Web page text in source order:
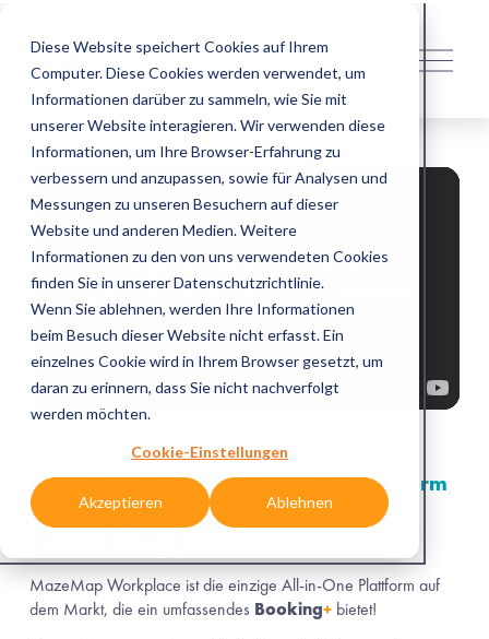
Diese Website speichert Cookies auf Ihrem
Computer. Diese Cookies werden verwendet, um
Informationen darüber zu sammeln, wie Sie mit
unserer Website interagieren. Wir verwenden diese
Informationen, um Ihre Browser-Erfahrung zu
verbessern und anzupassen, sowie für Analysen und
Messungen zu unseren Besuchern auf dieser
Website und anderen Medien. Weitere
Informationen zu den von uns verwendeten Cookies
finden Sie in unserer Datenschutzrichtlinie.
Wenn Sie ablehnen, werden Ihre Informationen
beim Besuch dieser Website nicht erfasst. Ein
einzelnes Cookie wird in Ihrem Browser gesetzt, um
daran zu erinnern, dass Sie nicht nachverfolgt
werden möchten.
Cookie-Einstellungen
Akzeptieren Ablehnen
M
e
f
MazeMap Workplace All-in-One Plattform
Booking+
MazeMap Workplace ist die einzige All-in-One Plattform auf
dem Markt, die ein umfassendes Booking+ bietet!